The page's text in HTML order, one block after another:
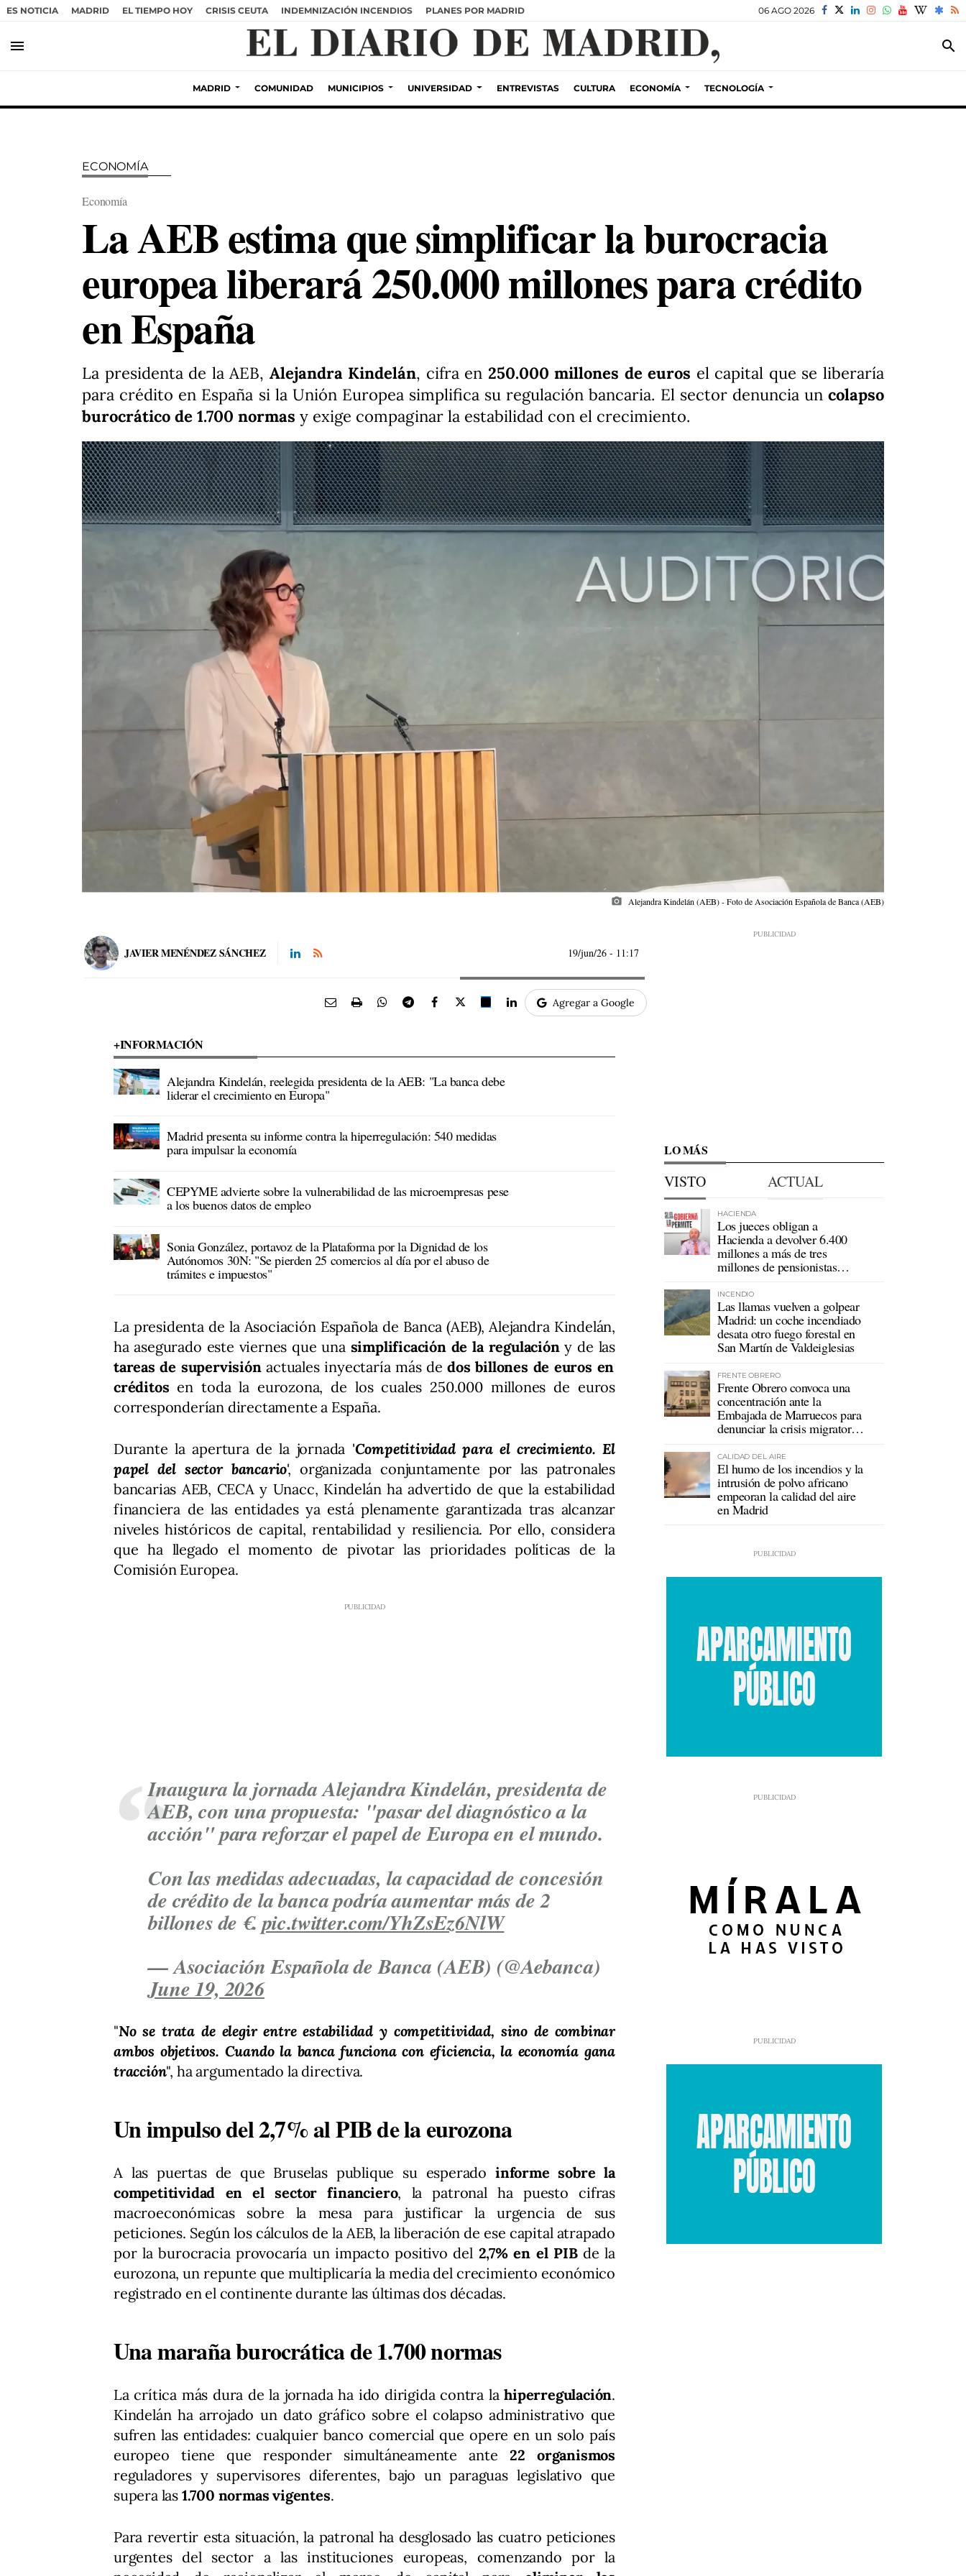
ES NOTICIA MADRID EL TIEMPO HOY CRISIS CEUTA INDEMNIZACIÓN INCENDIOS PLANES POR MADRID 06 AGO 2026
menu search
MADRID COMUNIDAD MUNICIPIOS UNIVERSIDAD ENTREVISTAS CULTURA ECONOMÍA TECNOLOGÍA
ECONOMÍA
Economía
La AEB estima que simplificar la burocracia
europea liberará 250.000 millones para crédito
en España
La presidenta de la AEB, Alejandra Kindelán, cifra en 250.000 millones de euros el capital que se liberaría
para crédito en España si la Unión Europea simplifica su regulación bancaria. El sector denuncia un colapso
burocrático de 1.700 normas y exige compaginar la estabilidad con el crecimiento.
photo_camera Alejandra Kindelán (AEB) - Foto de Asociación Española de Banca (AEB)
JAVIER MENÉNDEZ SÁNCHEZ 19/jun/26 - 11:17
Agregar a Google
+INFORMACIÓN
Alejandra Kindelán, reelegida presidenta de la AEB: "La banca debe
liderar el crecimiento en Europa"
Madrid presenta su informe contra la hiperregulación: 540 medidas
para impulsar la economía
CEPYME advierte sobre la vulnerabilidad de las microempresas pese
a los buenos datos de empleo
Sonia González, portavoz de la Plataforma por la Dignidad de los
Autónomos 30N: "Se pierden 25 comercios al día por el abuso de
trámites e impuestos"
La presidenta de la Asociación Española de Banca (AEB), Alejandra Kindelán,
ha asegurado este viernes que una simplificación de la regulacióny de las
tareas de supervisiónactuales inyectaría más de dos billones de euros en
créditos en toda la eurozona, de los cuales 250.000 millones de euros
corresponderían directamente a España.
Durante la apertura de la jornada 'Competitividad para el crecimiento. El
papel del sector bancario', organizada conjuntamente por las patronales
bancarias AEB, CECA y Unacc, Kindelán ha advertido de que la estabilidad
financiera de las entidades ya está plenamente garantizada tras alcanzar
niveles históricos de capital, rentabilidad y resiliencia. Por ello, considera
que ha llegado el momento de pivotar las prioridades políticas de la
Comisión Europea.
Inaugura la jornada Alejandra Kindelán, presidenta de
AEB, con una propuesta: "pasar del diagnóstico a la
acción" para reforzar el papel de Europa en el mundo.
Con las medidas adecuadas, la capacidad de concesión
de crédito de la banca podría aumentar más de 2
billones de €.pic.twitter.com/YhZsEz6NlW
— Asociación Española de Banca (AEB) (@Aebanca)
June 19, 2026
"No se trata de elegir entre estabilidad y competitividad, sino de combinar
ambos objetivos. Cuando la banca funciona con eficiencia, la economía gana
tracción", ha argumentado la directiva.
Un impulso del 2,7% al PIB de la eurozona
A las puertas de que Bruselas publique su esperado informe sobre la
competitividad en el sector financiero, la patronal ha puesto cifras
macroeconómicas sobre la mesa para justificar la urgencia de sus
peticiones. Según los cálculos de la AEB, la liberación de ese capital atrapado
por la burocracia provocaría un impacto positivo del 2,7% en el PIBde la
eurozona, un repunte que multiplicaría la media del crecimiento económico
registrado en el continente durante las últimas dos décadas.
Una maraña burocrática de 1.700 normas
La crítica más dura de la jornada ha ido dirigida contra lahiperregulación.
Kindelán ha arrojado un dato gráfico sobre el colapso administrativo que
sufren las entidades: cualquier banco comercial que opere en un solo país
europeo tiene que responder simultáneamente ante 22 organismos
reguladores y supervisores diferentes, bajo un paraguas legislativo que
supera las 1.700 normas vigentes.
Para revertir esta situación, la patronal ha desglosado las cuatro peticiones
urgentes del sector a las instituciones europeas, comenzando por la
LO MÁS
VISTO ACTUAL
HACIENDA
Los jueces obligan a
Hacienda a devolver 6.400
millones a más de tres
millones de pensionistas
INCENDIO
Las llamas vuelven a golpear
Madrid: un coche incendiado
desata otro fuego forestal en
San Martín de Valdeiglesias
FRENTE OBRERO
Frente Obrero convoca una
concentración ante la
Embajada de Marruecos para
denunciar la crisis migratoria
CALIDAD DEL AIRE
El humo de los incendios y la
intrusión de polvo africano
empeoran la calidad del aire
en Madrid